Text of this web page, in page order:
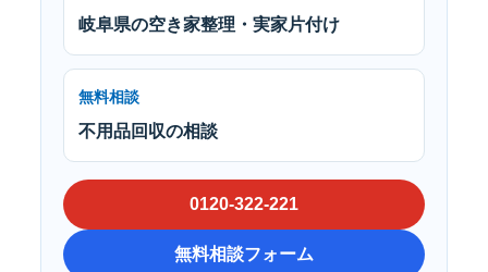
岐阜県の空き家整理・実家片付け
無料相談
不用品回収の相談
0120-322-221
無料相談フォーム